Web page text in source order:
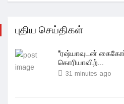
புதிய செய்திகள்
"ரஷ்யாவுடன்
கொரியாவிற்...
31 minutes ago